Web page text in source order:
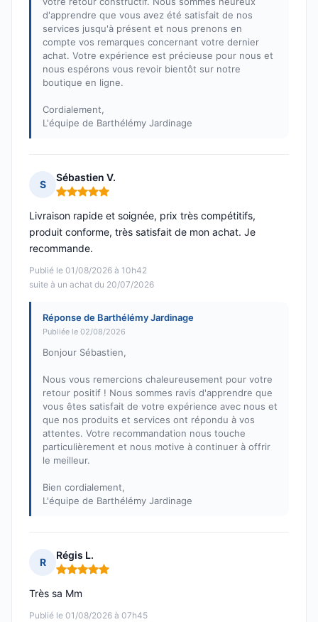
d'apprendre que vous avez été satisfait de nos
services jusqu'à présent et nous prenons en
compte vos remarques concernant votre dernier
achat. Votre expérience est précieuse pour nous et
nous espérons vous revoir bientôt sur notre
boutique en ligne.
Cordialement,
L'équipe de Barthélémy Jardinage
S
Sébastien V.
Note : 5 sur 5
Publié le 01/08/2026 à 10h42
suite à un achat du 20/07/2026
Livraison rapide et soignée, prix très compétitifs,
produit conforme, très satisfait de mon achat. Je
recommande.
Réponse de Barthélémy Jardinage
Publiée le 02/08/2026
Bonjour Sébastien,
Nous vous remercions chaleureusement pour votre
retour positif ! Nous sommes ravis d'apprendre que
vous êtes satisfait de votre expérience avec nous et
que nos produits et services ont répondu à vos
attentes. Votre recommandation nous touche
particulièrement et nous motive à continuer à offrir
le meilleur.
Bien cordialement,
L'équipe de Barthélémy Jardinage
R
Régis L.
Note : 5 sur 5
Publié le 01/08/2026 à 07h45
Très sa Mm